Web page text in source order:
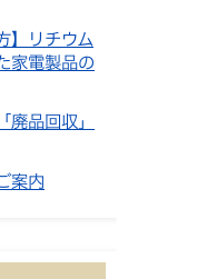
】リチウム
家電製品の
廃品回収」
案内